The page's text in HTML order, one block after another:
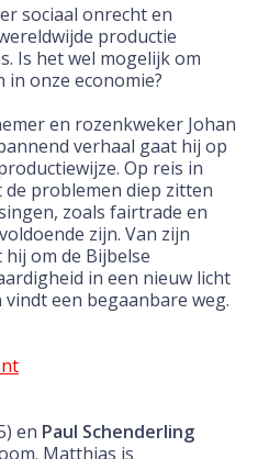
sociaal onrecht en
productie
Is het wel mogelijk om
in onze economie?
en rozenkweker Johan
verhaal gaat hij op
Op reis in
problemen diep zitten
zoals fairtrade en
zijn. Van zijn
om de Bijbelse
in een nieuw licht
een begaanbare weg.
en Paul Schenderling
Matthias is